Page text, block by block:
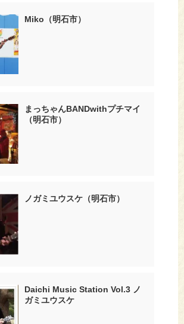
Miko（明石市）
まっちゃんBANDwithプチマイ
（明石市）
ノガミユウスケ（明石市）
Daichi Music Station Vol.3 ノ
ガミユウスケ